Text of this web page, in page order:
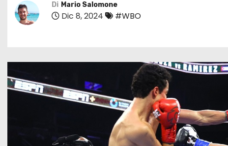
Di Mario Salomone
Dic 8, 2024 #WBO